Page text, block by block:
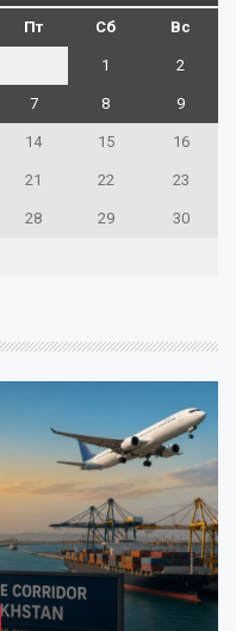
Пт Сб Вс
1 2
7 8 9
14 15 16
21 22 23
28 29 30